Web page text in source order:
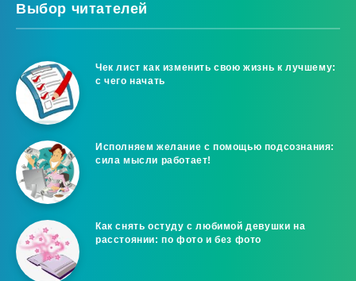
Выбор читателей
Чек лист как изменить свою жизнь к лучшему:
с чего начать
Исполняем желание с помощью подсознания:
сила мысли работает!
Как снять остуду с любимой девушки на
расстоянии: по фото и без фото